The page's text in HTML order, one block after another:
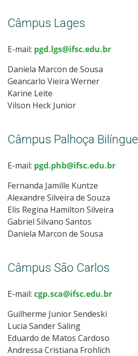
Câmpus Lages
E-mail: pgd.lgs@ifsc.edu.br
Daniela Marcon de Sousa
Geancarlo Vieira Werner
Karine Leite
Vilson Heck Junior
Câmpus Palhoça Bilíngue
E-mail: pgd.phb@ifsc.edu.br
Fernanda Jamille Kuntze
Alexandre Silveira de Souza
Elis Regina Hamilton Silveira
Gabriel Silvano Santos
Daniela Marcon de Sousa
Câmpus São Carlos
E-mail: cgp.sca@ifsc.edu.br
Guilherme Junior Sendeski
Lucia Sander Saling
Eduardo de Matos Cardoso
Andressa Cristiana Frohlich